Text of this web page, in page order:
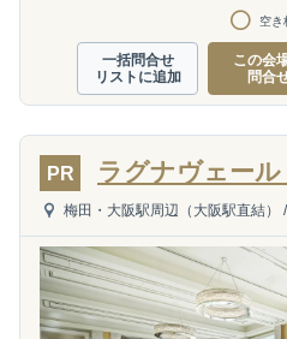
空き
一括問合せ
リストに追加
この会
問合
PR ラグナヴェー
梅田・大阪駅周辺（大阪駅直結） /